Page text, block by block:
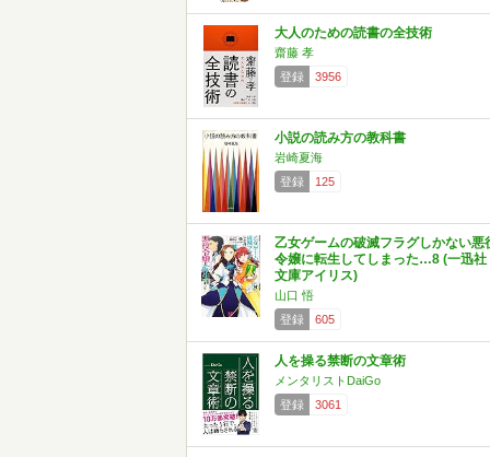
大人のための読書の全技術
齋藤 孝
登録
3956
小説の読み方の教科書
岩崎夏海
登録
125
乙女ゲームの破滅フラグしかない悪
令嬢に転生してしまった…8 (一迅社
文庫アイリス)
山口 悟
登録
605
人を操る禁断の文章術
メンタリストDaiGo
登録
3061